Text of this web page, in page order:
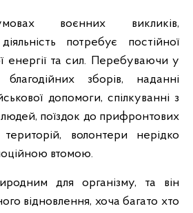
потребує постійної
енергії та сил. Перебуваючи у
зборів, наданні
допомоги, спілкуванні з
людей, поїздок до прифронтових
волонтери нерідко
втомою.
для організму, та він
відновлення, хоча багато хто